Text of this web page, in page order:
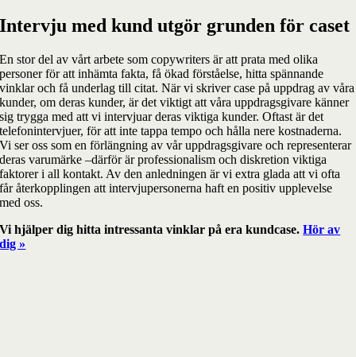
Intervju med kund utgör grunden för caset
En stor del av vårt arbete som copywriters är att prata med olika
personer för att inhämta fakta, få ökad förståelse, hitta spännande
vinklar och få underlag till citat. När vi skriver case på uppdrag av våra
kunder, om deras kunder, är det viktigt att våra uppdragsgivare känner
sig trygga med att vi intervjuar deras viktiga kunder. Oftast är det
telefonintervjuer, för att inte tappa tempo och hålla nere kostnaderna.
Vi ser oss som en förlängning av vår uppdragsgivare och representerar
deras varumärke –därför är professionalism och diskretion viktiga
faktorer i all kontakt. Av den anledningen är vi extra glada att vi ofta
får återkopplingen att intervjupersonerna haft en positiv upplevelse
med oss.
Vi hjälper dig hitta intressanta vinklar på era kundcase.Hör av
dig »